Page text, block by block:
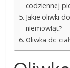
codziennej
Jakie oliwki
niemowląt?
Oliwka do